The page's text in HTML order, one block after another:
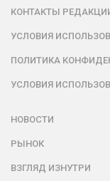
КОНТАКТЫ
УСЛОВИЯ
ПОЛИТИКА
УСЛОВИЯ
НОВОСТИ
РЫНОК
ВЗГЛЯД ИЗНУТРИ